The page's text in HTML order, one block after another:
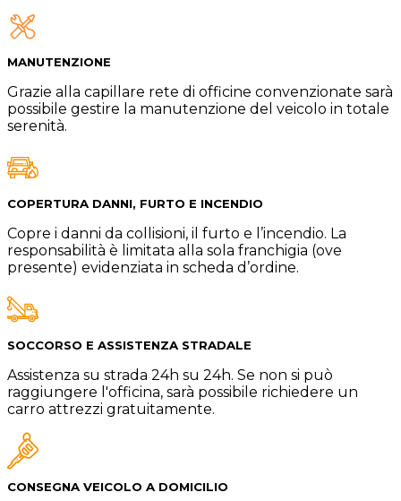
MANUTENZIONE
Grazie alla capillare rete di officine convenzionate sarà
possibile gestire la manutenzione del veicolo in totale
serenità.
COPERTURA DANNI, FURTO E INCENDIO
Copre i danni da collisioni, il furto e l’incendio. La
responsabilità è limitata alla sola franchigia (ove
presente) evidenziata in scheda d’ordine.
SOCCORSO E ASSISTENZA STRADALE
Assistenza su strada 24h su 24h. Se non si può
raggiungere l'officina, sarà possibile richiedere un
carro attrezzi gratuitamente.
CONSEGNA VEICOLO A DOMICILIO